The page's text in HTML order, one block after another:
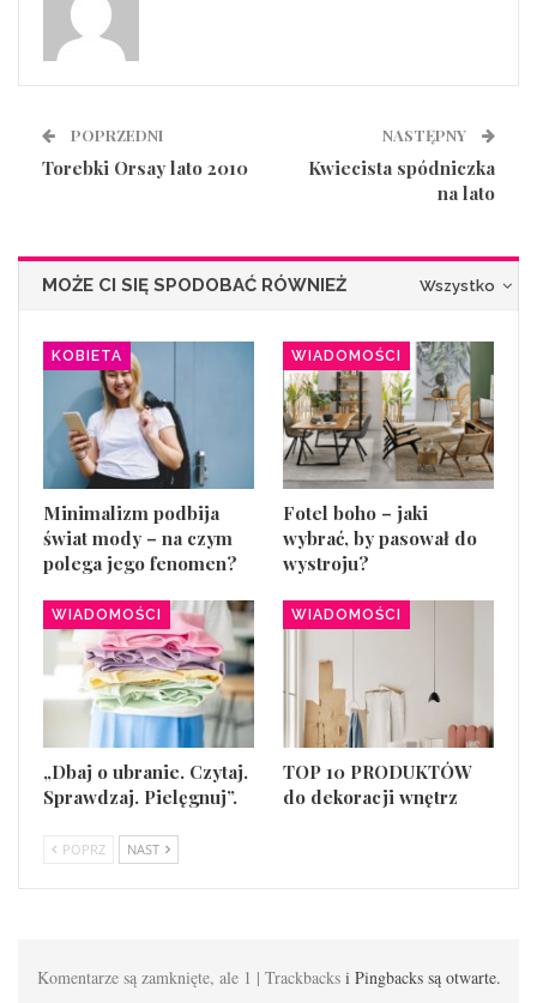
POPRZEDNI
Torebki Orsay lato 2010
NASTĘPNY
Kwiecista spódniczka
na lato
Wszystko
MOŻE CI SIĘ SPODOBAĆ RÓWNIEŻ
KOBIETA
Minimalizm podbija
świat mody – na czym
polega jego fenomen?
WIADOMOŚCI
Fotel boho – jaki
wybrać, by pasował do
wystroju?
WIADOMOŚCI
„Dbaj o ubranie. Czytaj.
Sprawdzaj. Pielęgnuj”.
WIADOMOŚCI
TOP 10 PRODUKTÓW
do dekoracji wnętrz
POPRZ NAST
Komentarze są zamknięte, ale 1 | Trackbacks i Pingbacks są otwarte.